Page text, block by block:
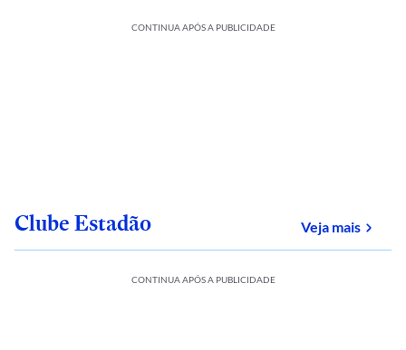
CONTINUA APÓS A PUBLICIDADE
Clube Estadão Veja maissobre
CONTINUA APÓS A PUBLICIDADE